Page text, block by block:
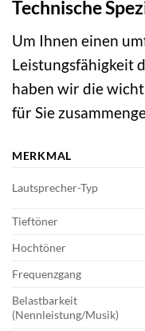
Technische
Um Ihnen einen
Leistungsfähigkeit
haben wir die
für Sie
MERKMAL
Lautsprecher-Typ
Tieftöner
Hochtöner
Frequenzgang
Belastbarkeit
(Nennleistung/Musik)